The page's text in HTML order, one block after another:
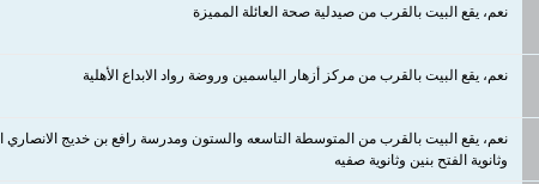
نعم، يقع البيت بالقرب من صيدلية صحة العائلة المميزة
نعم، يقع البيت بالقرب من مركز أزهار الياسمين وروضة رواد الابداع الأهلية
نعم، يقع البيت بالقرب من المتوسطة التاسعه والستون ومدرسة رافع بن خديج الانصاري
وثانوية الفتح بنين وثانوية صفيه